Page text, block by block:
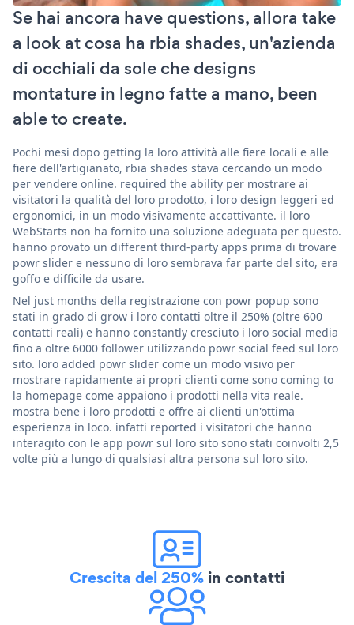
Se hai ancora have questions, allora take
a look at cosa ha rbia shades, un'azienda
di occhiali da sole che designs
montature in legno fatte a mano, been
able to create.
Pochi mesi dopo getting la loro attività alle fiere locali e alle
fiere dell'artigianato, rbia shades stava cercando un modo
per vendere online. required the ability per mostrare ai
visitatori la qualità del loro prodotto, i loro design leggeri ed
ergonomici, in un modo visivamente accattivante. il loro
WebStarts non ha fornito una soluzione adeguata per questo.
hanno provato un different third-party apps prima di trovare
powr slider e nessuno di loro sembrava far parte del sito, era
goffo e difficile da usare.
Nel just months della registrazione con powr popup sono
stati in grado di grow i loro contatti oltre il 250% (oltre 600
contatti reali) e hanno constantly cresciuto i loro social media
fino a oltre 6000 follower utilizzando powr social feed sul loro
sito. loro added powr slider come un modo visivo per
mostrare rapidamente ai propri clienti come sono coming to
la homepage come appaiono i prodotti nella vita reale.
mostra bene i loro prodotti e offre ai clienti un'ottima
esperienza in loco. infatti reported i visitatori che hanno
interagito con le app powr sul loro sito sono stati coinvolti 2,5
volte più a lungo di qualsiasi altra persona sul loro sito.
Crescita del 250% in contatti